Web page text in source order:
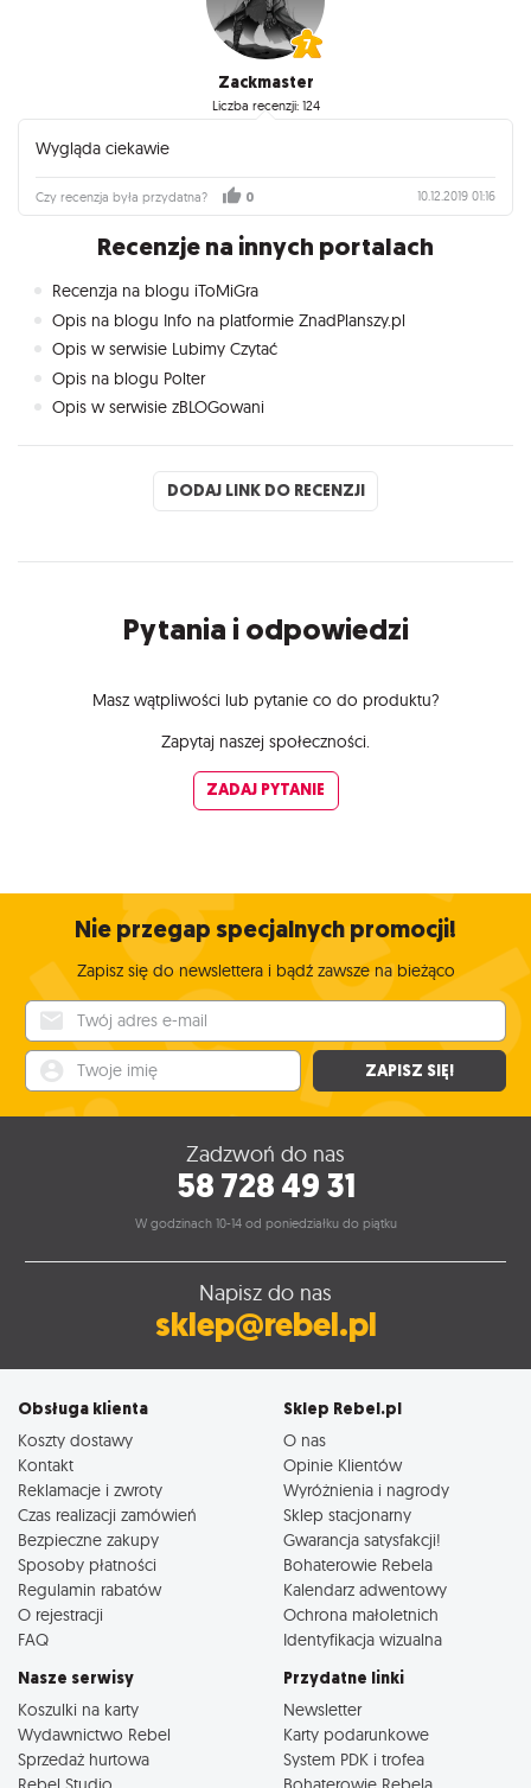
Zackmaster
Liczba recenzji: 124
Wygląda ciekawie
Czy recenzja była przydatna? 0 10.12.2019 01:16
Recenzje na innych portalach
Recenzja na blogu iToMiGra
Opis na blogu Info na platformie ZnadPlanszy.pl
Opis w serwisie Lubimy Czytać
Opis na blogu Polter
Opis w serwisie zBLOGowani
DODAJ LINK DO RECENZJI
Pytania i odpowiedzi
Masz wątpliwości lub pytanie co do produktu?
Zapytaj naszej społeczności.
ZADAJ PYTANIE
Nie przegap specjalnych promocji!
Zapisz się do newslettera i bądź zawsze na bieżąco
ZAPISZ SIĘ!
Zadzwoń do nas
58 728 49 31
W godzinach 10-14 od poniedziałku do piątku
Napisz do nas
sklep@rebel.pl
Obsługa klienta
Koszty dostawy
Kontakt
Reklamacje i zwroty
Czas realizacji zamówień
Bezpieczne zakupy
Sposoby płatności
Regulamin rabatów
O rejestracji
FAQ
Sklep Rebel.pl
O nas
Opinie Klientów
Wyróżnienia i nagrody
Sklep stacjonarny
Gwarancja satysfakcji!
Bohaterowie Rebela
Kalendarz adwentowy
Ochrona małoletnich
Identyfikacja wizualna
Nasze serwisy
Koszulki na karty
Wydawnictwo Rebel
Sprzedaż hurtowa
Przydatne linki
Newsletter
Karty podarunkowe
System PDK i trofea